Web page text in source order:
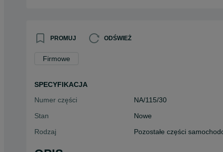
PROMUJ ODŚWIEŻ
Firmowe
SPECYFIKACJA
Numer części
NA/115/30
Stan
Nowe
Rodzaj
Pozostałe części